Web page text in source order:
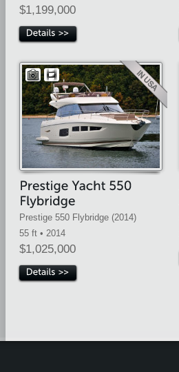
$1,199,000
Prestige 550 Flybridge (2014)
55 ft • 2014
$1,025,000